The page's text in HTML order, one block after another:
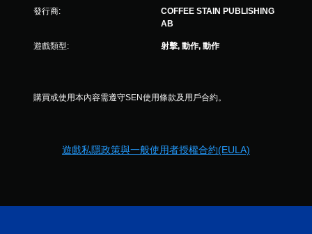
發行商:
COFFEE STAIN PUBLISHING
AB
遊戲類型: 射擊, 動作, 動作
購買或使用本內容需遵守SEN使用條款及用戶合約。
遊戲私隱政策與一般使用者授權合約(EULA)